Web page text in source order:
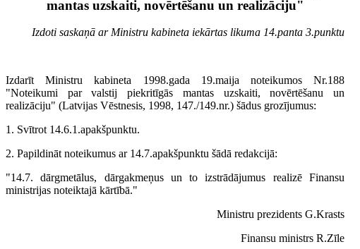
mantas uzskaiti, novērtēšanu un realizāciju"
Izdoti saskaņā ar Ministru kabineta iekārtas likuma 14.panta 3.punktu
Izdarīt Ministru kabineta 1998.gada 19.maija noteikumos Nr.188
"Noteikumi par valstij piekritīgās mantas uzskaiti, novērtēšanu un
realizāciju" (Latvijas Vēstnesis, 1998, 147./149.nr.) šādus grozījumus:
1. Svītrot 14.6.1.apakšpunktu.
2. Papildināt noteikumus ar 14.7.apakšpunktu šādā redakcijā:
"14.7. dārgmetālus, dārgakmeņus un to izstrādājumus realizē Finansu
ministrijas noteiktajā kārtībā."
Ministru prezidents G.Krasts
Finansu ministrs R.Zīle